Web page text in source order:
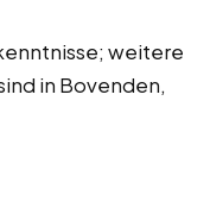
weitere
in Bovenden,